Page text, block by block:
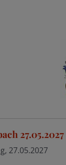
27.05.2027
27.05.2027